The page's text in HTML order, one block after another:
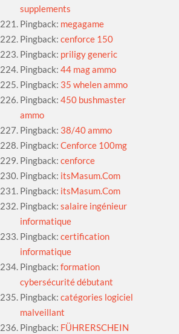
supplements
Pingback: megagame
Pingback:cenforce 150
Pingback: priligy generic
Pingback:44 mag ammo
Pingback: 35 whelen ammo
Pingback:450 bushmaster
ammo
Pingback: 38/40 ammo
Pingback:Cenforce 100mg
Pingback:cenforce
Pingback: itsMasum.Com
Pingback: itsMasum.Com
Pingback:salaire ingénieur
informatique
Pingback:certification
informatique
Pingback:formation
cybersécurité débutant
Pingback:catégories logiciel
malveillant
Pingback: FÜHRERSCHEIN